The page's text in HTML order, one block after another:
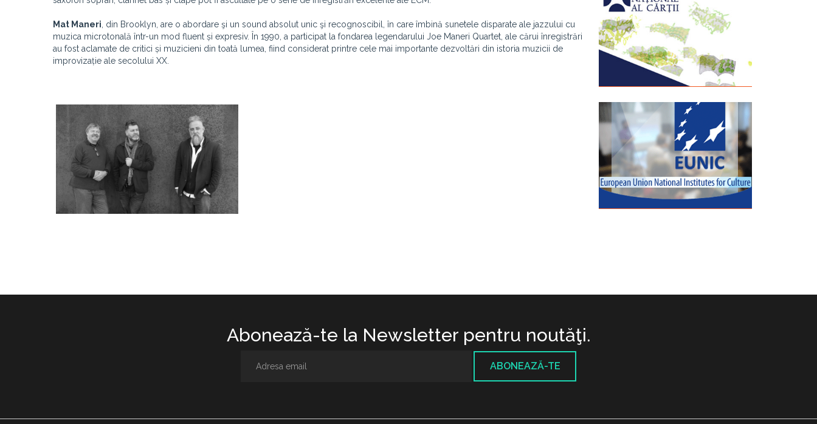
Mat Maneri , din Brooklyn, are o abordare şi un sound absolut unic şi recognoscibil, în care îmbină sunetele disparate ale jazzului cu
muzica microtonală într-un mod fluent și expresiv. În 1990, a participat la fondarea legendarului Joe Maneri Quartet, ale cărui înregistrări
au fost aclamate de critici și muzicieni din toată lumea, fiind considerat printre cele mai importante dezvoltări din istoria muzicii de
improvizație ale secolului XX.
Abonează-te la Newsletter pentru noutăţi.
ABONEAZĂ-TE